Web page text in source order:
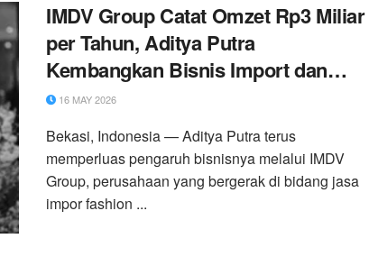
IMDV Group Catat Omzet Rp3 Miliar
per Tahun, Aditya Putra
Kembangkan Bisnis Import dan
Media berita Serta Masuk Forum
Asia
16 MAY 2026
Bekasi, Indonesia — Aditya Putra terus
memperluas pengaruh bisnisnya melalui IMDV
Group, perusahaan yang bergerak di bidang jasa
impor fashion ...